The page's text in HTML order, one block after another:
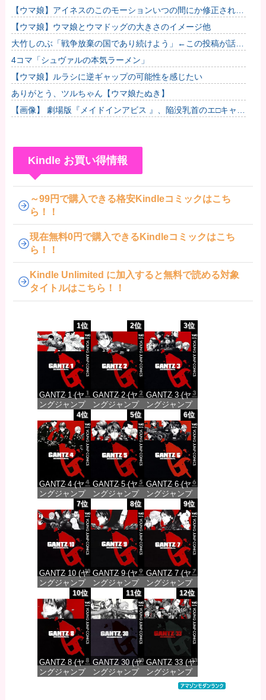
【ウマ娘】アイネスのこのモーションいつの間にか修正されて
たのか他
【ウマ娘】ウマ娘とウマドッグの大きさのイメージ他
大竹しのぶ「戦争放棄の国であり続けよう」←この投稿が話題
に
4コマ「シュヴァルの本気ラーメン」
【ウマ娘】ルラシに逆ギャップの可能性を感じたい
ありがとう、ツルちゃん【ウマ娘たぬき】
【画像】 劇場版『メイドインアビス 』、陥没乳首のエ□キャラ
Kindle お買い得情報
～99円で購入できる格安Kindleコミックはこち
ら！！
現在無料0円で購入できるKindleコミックはこち
ら！！
Kindle Unlimited に加入すると無料で読める対象
タイトルはこちら！！
1位
GANTZ 1 (ヤ
ングジャンプ
コミックス
DIGITAL)
価格：¥100
2位
GANTZ 2 (ヤ
ングジャンプ
コミックス
DIGITAL)
価格：¥100
3位
GANTZ 3 (ヤ
ングジャンプ
コミックス
DIGITAL)
価格：¥100
4位
GANTZ 4 (ヤ
ングジャンプ
コミックス
DIGITAL)
価格：¥100
5位
GANTZ 5 (ヤ
ングジャンプ
コミックス
DIGITAL)
価格：¥100
6位
GANTZ 6 (ヤ
ングジャンプ
コミックス
DIGITAL)
価格：¥100
7位
GANTZ 10 (ヤ
ングジャンプ
コミックス
DIGITAL)
価格：¥100
8位
GANTZ 9 (ヤ
ングジャンプ
コミックス
DIGITAL)
価格：¥100
9位
GANTZ 7 (ヤ
ングジャンプ
コミックス
DIGITAL)
価格：¥100
10位
GANTZ 8 (ヤ
ングジャンプ
11位
GANTZ 30 (ヤ
ングジャンプ
12位
GANTZ 33 (ヤ
ングジャンプ
コミックス